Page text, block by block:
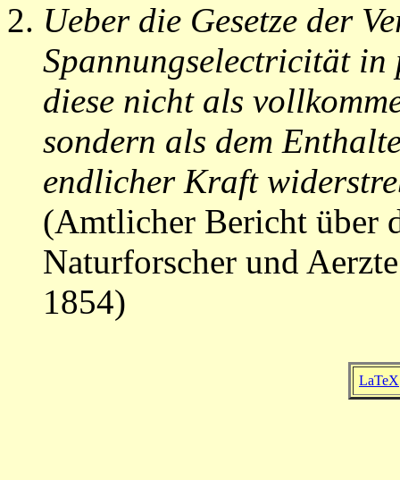
Ueber die Gesetze der
Spannungselectricität
diese nicht als
sondern als dem
endlicher Kraft
(Amtlicher Bericht über
Naturforscher und
1854)
LaTeX